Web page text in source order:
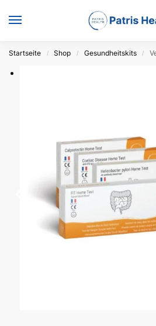
Startseite / Shop / Gesundheitskits /